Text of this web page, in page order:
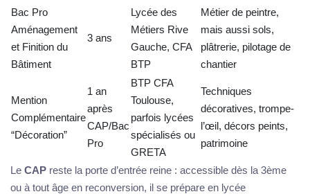
Bac Pro
Aménagement
et Finition du
Bâtiment
3 ans
Lycée des
Métiers Rive
Gauche, CFA
BTP
Métier de peintre,
mais aussi sols,
plâtrerie, pilotage de
chantier
Mention
Complémentaire
“Décoration”
1 an
après
CAP/Bac
Pro
BTP CFA
Toulouse,
parfois lycées
spécialisés ou
GRETA
Techniques
décoratives, trompe-
l’œil, décors peints,
patrimoine
Le CAP reste la porte d’entrée reine : accessible dès la 3ème
ou à tout âge en reconversion, il se prépare en lycée